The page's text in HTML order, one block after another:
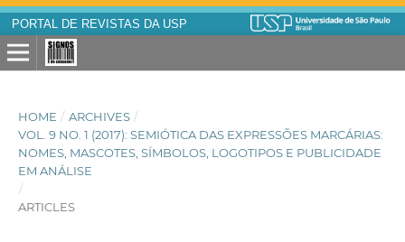
PORTAL DE REVISTAS DA USP
HOME / ARCHIVES /
VOL. 9 NO. 1 (2017): SEMIÓTICA DAS EXPRESSÕES MARCÁRIAS:
NOMES, MASCOTES, SÍMBOLOS, LOGOTIPOS E PUBLICIDADE
EM ANÁLISE
/
ARTICLES